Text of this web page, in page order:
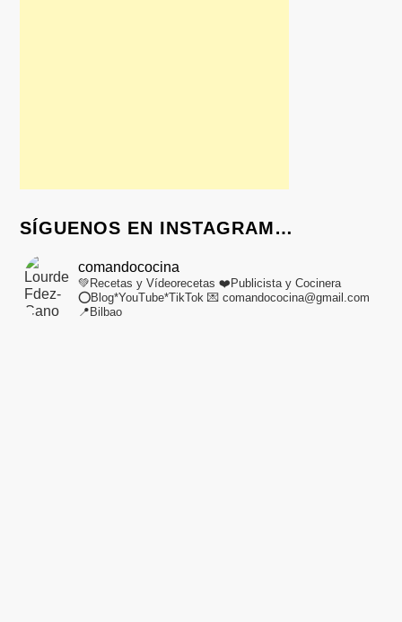
SÍGUENOS EN INSTAGRAM…
comandococina
💚Recetas y Vídeorecetas ❤️Publicista y Cocinera
⭕Blog*YouTube*TikTok 💌 comandococina@gmail.com
📍Bilbao